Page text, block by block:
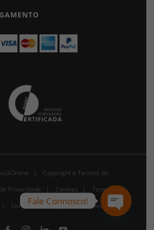
|
Copyright e Termos de
Privacidade | Cookies |
Termos e
|
Livro de Reclamações Eletrónico
Fale Connosco!